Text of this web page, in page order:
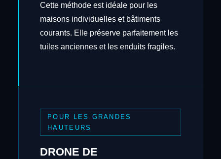
Cette méthode est idéale pour les
maisons individuelles et bâtiments
courants. Elle préserve parfaitement les
tuiles anciennes et les enduits fragiles.
POUR LES GRANDES
HAUTEURS
DRONE DE